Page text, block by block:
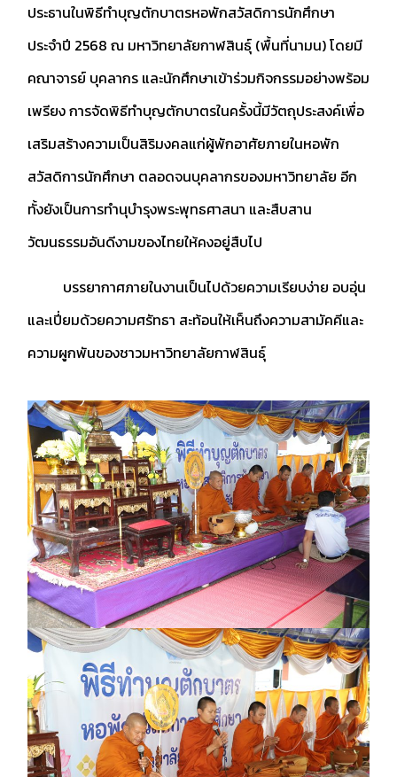
ประธานในพิธีทำบุญตักบาตรหอพักสวัสดิการนักศึกษา
ประจำปี 2568 ณ มหาวิทยาลัยกาฬสินธุ์ (พื้นที่นามน) โดยมี
คณาจารย์ บุคลากร และนักศึกษาเข้าร่วมกิจกรรมอย่างพร้อม
เพรียง การจัดพิธีทำบุญตักบาตรในครั้งนี้มีวัตถุประสงค์เพื่อ
เสริมสร้างความเป็นสิริมงคลแก่ผู้พักอาศัยภายในหอพัก
สวัสดิการนักศึกษา ตลอดจนบุคลากรของมหาวิทยาลัย อีก
ทั้งยังเป็นการทำนุบำรุงพระพุทธศาสนา และสืบสาน
วัฒนธรรมอันดีงามของไทยให้คงอยู่สืบไป
บรรยากาศภายในงานเป็นไปด้วยความเรียบง่าย อบอุ่น
และเปี่ยมด้วยความศรัทธา สะท้อนให้เห็นถึงความสามัคคีและ
ความผูกพันของชาวมหาวิทยาลัยกาฬสินธุ์